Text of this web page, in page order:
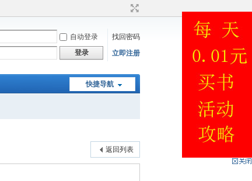
自动登录
找回密码
登录 立即注册
快捷导航
返回列表